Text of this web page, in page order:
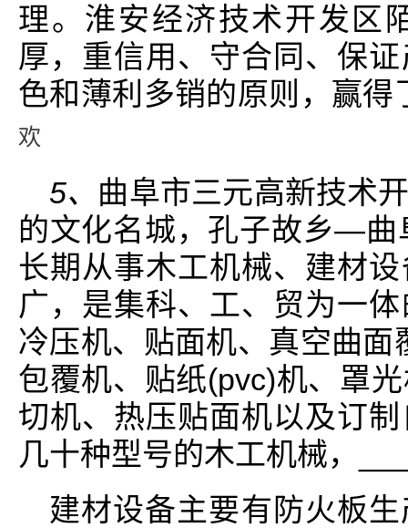
理。淮安经济技术开发区
厚，重信用、守合同、保
色和薄利多销的原则，赢得
欢
5、 曲阜市三元高新技术
的文化名城，孔子故乡—曲
长期从事木工机械、建材
广，是集科、工、贸为一
冷压机、贴面机、真空曲
包覆机、贴纸(pvc)机、罩
切机、热压贴面机以及订
几十种型号的木工机械，
建材设备主要有防火板